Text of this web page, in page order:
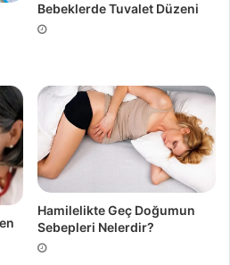
Bebeklerde Tuvalet Düzeni
Hamilelikte Geç Doğumun
Sebepleri Nelerdir?